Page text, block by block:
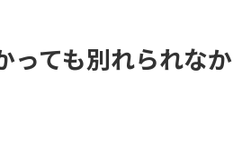
っても別れられなか